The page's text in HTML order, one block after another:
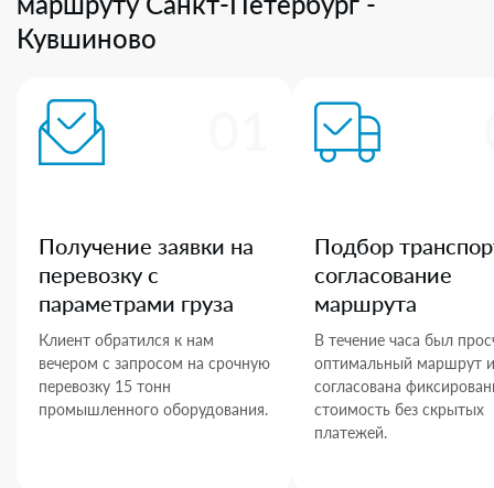
Кувшиново
Получение заявки на
перевозку с
параметрами груза
Клиент обратился к нам
вечером с запросом на срочную
перевозку 15 тонн
промышленного оборудования.
Подбор
согласование
маршрута
В течение часа был
оптимальный маршрут и
согласована
стоимость без скрытых
платежей.